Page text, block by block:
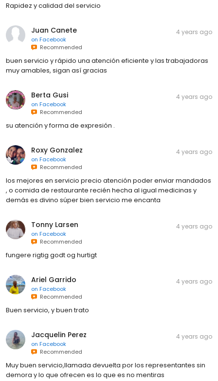
Rapidez y calidad del servicio
Juan Canete
on Facebook
Recommended
4 years ago
buen servicio y rápido una atención eficiente y las trabajadoras
muy amables, sigan así gracias
Berta Gusi
on Facebook
Recommended
4 years ago
su atención y forma de expresión .
Roxy Gonzalez
on Facebook
Recommended
4 years ago
los mejores en servicio precio atención poder enviar mandados
, o comida de restaurante recién hecha al igual medicinas y
demás es divino súper bien servicio me encanta
Tonny Larsen
on Facebook
Recommended
4 years ago
fungere rigtig godt og hurtigt
Ariel Garrido
on Facebook
Recommended
4 years ago
Buen servicio, y buen trato
Jacquelin Perez
on Facebook
Recommended
4 years ago
Muy buen servicio,llamada devuelta por los representantes sin
demora y lo que ofrecen es lo que es no mentiras